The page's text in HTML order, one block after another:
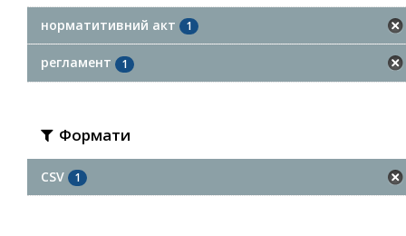
норматитивний акт 1
регламент 1
Формати
CSV 1